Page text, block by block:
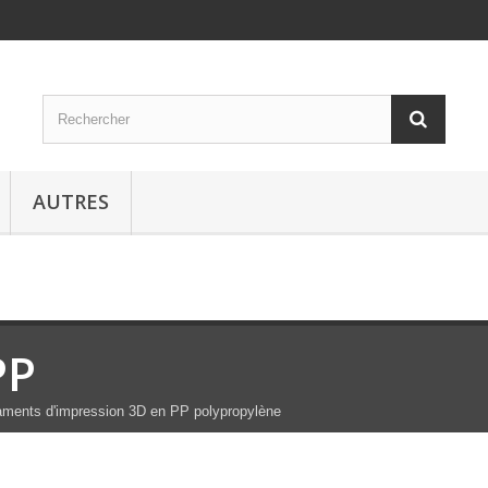
AUTRES
d'impression 3D en PP polypropylène